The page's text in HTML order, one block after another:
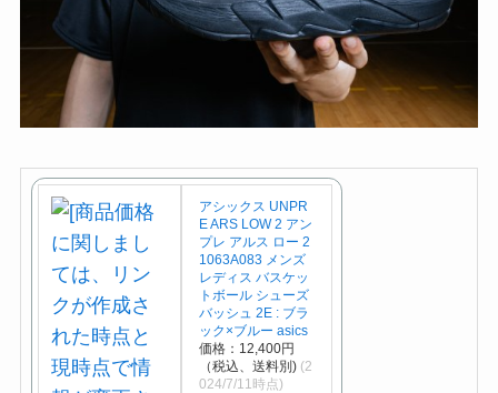
アシックス UNPR
E ARS LOW 2 アン
プレ アルス ロー 2
1063A083 メンズ
レディス バスケッ
トボール シューズ
バッシュ 2E : ブラ
ック×ブルー asics
価格：12,400円
（税込、送料別) (2
024/7/11時点)